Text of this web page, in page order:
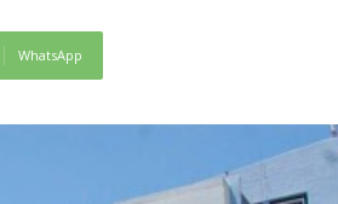
WhatsApp